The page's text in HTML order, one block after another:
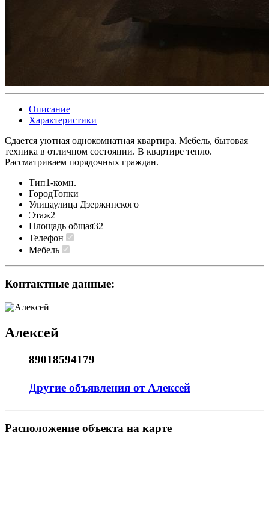
Описание
Характеристики
Сдается уютная однокомнатная квартира. Мебель, бытовая
техника в отличном состоянии. В квартире тепло.
Рассматриваем порядочных граждан.
Тип1-комн.
ГородТопки
Улицаулица Дзержинского
Этаж2
Площадь общая32
Телефон
Мебель
Контактные данные:
Алексей
89018594179
Другие объявления от Алексей
Pасположение объекта на карте